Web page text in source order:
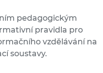
pedagogickým
pravidla pro
vzdělávání na
soustavy.